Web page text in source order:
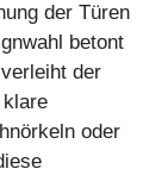
der Türen
betont
der
oder